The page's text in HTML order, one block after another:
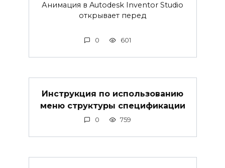
Анимация в Autodesk Inventor Studio
открывает перед
0 601
Инструкция по использованию
меню структуры спецификации
0 759